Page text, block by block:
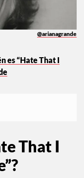
@arianagrande
es “Hate That I
That I